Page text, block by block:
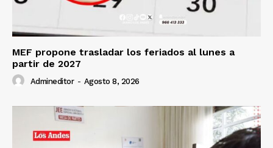
MEF propone trasladar los feriados al lunes a
partir de 2027
Admineditor - Agosto 8, 2026